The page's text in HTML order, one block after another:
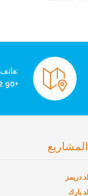
:هاتف
+90 242 511 99 90
دريمز
بارك